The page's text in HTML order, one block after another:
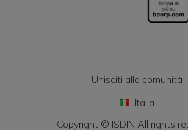
Copyright © ISDIN All rights
Italia
Unisciti alla comunità